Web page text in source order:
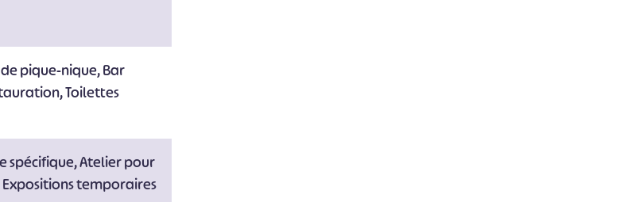
pique-nique, Bar
Toilettes
spécifique, Atelier pour
temporaires